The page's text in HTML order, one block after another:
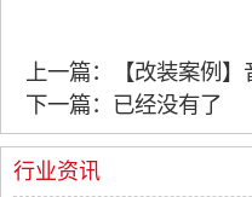
上一篇：【改装案例
下一篇：已经没有了
行业资讯